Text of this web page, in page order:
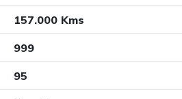
157.000 Kms
999
95